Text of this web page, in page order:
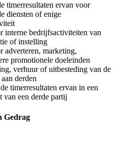
timerresultaten ervan voor
diensten of enige
interne bedrijfsactiviteiten van
of instelling
adverteren, marketing,
promotionele doeleinden
verhuur of uitbesteding van de
derden
timerresultaten ervan in een
van een derde partij
Gedrag